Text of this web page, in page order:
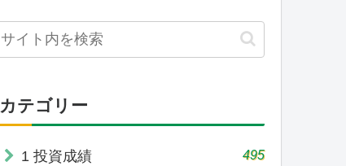
カテゴリー
1 投資成績 495